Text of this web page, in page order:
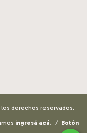
derechos reservados.
ingresá acá. / Botón